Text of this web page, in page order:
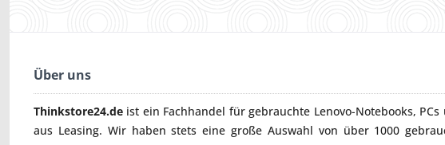
Über uns
Thinkstore24.de ist ein Fachhandel für gebrauchte Lenovo-Notebooks, PCs
aus Leasing. Wir haben stets eine große Auswahl von über 1000